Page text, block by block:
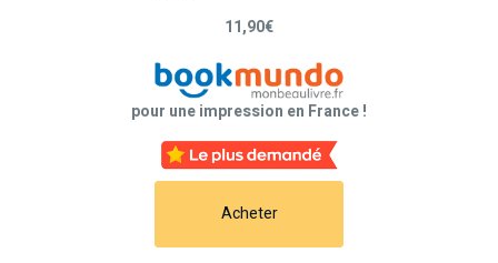
11,90€
pour une impression en France !
Acheter